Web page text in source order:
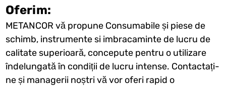
Oferim:
METANCOR vă propune Consumabile și piese de
schimb, instrumente si imbracaminte de lucru de
calitate superioară, concepute pentru o utilizare
îndelungată în condiții de lucru intense. Contactați-
ne și managerii noștri vă vor oferi rapid o